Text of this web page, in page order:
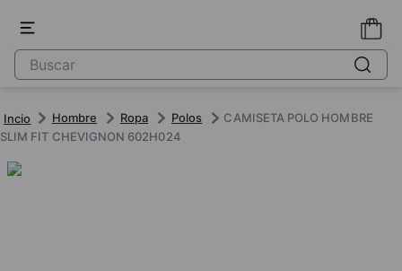
Hombre Ropa Polos
CAMISETA POLO HOMBRE
SLIM FIT CHEVIGNON 602H024